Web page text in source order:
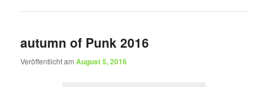
autumn of Punk 2016
Veröffentlicht amAugust 5, 2016